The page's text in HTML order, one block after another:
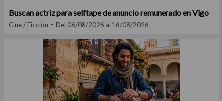
Buscan actriz para selftape de anuncio remunerado en Vigo
Cine / Ficción Del 06/08/2026 al 16/08/2026